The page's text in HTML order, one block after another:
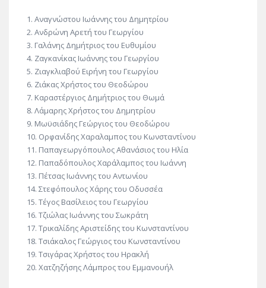
1. Αναγνώστου Ιωάννης του Δημητρίου
2. Ανδρώνη Αρετή του Γεωργίου
3. Γαλάνης Δημήτριος του Ευθυμίου
4. Ζαγκανίκας Ιωάννης του Γεωργίου
5. Ζιαγκλιαβού Ειρήνη του Γεωργίου
6. Ζιάκας Χρήστος του Θεοδώρου
7. Καραστέργιος Δημήτριος του Θωμά
8. Λάμαρης Χρήστος του Δημητρίου
9. Μωϋσιάδης Γεώργιος του Θεοδώρου
10. Ορφανίδης Χαραλαμπος του Κωνσταντίνου
11. Παπαγεωργόπουλος Αθανάσιος του Ηλία
12. Παπαδόπουλος Χαράλαμπος του Ιωάννη
13. Πέτσας Ιωάννης του Αντωνίου
14. Στεφόπουλος Χάρης του Οδυσσέα
15. Τέγος Βασίλειος του Γεωργίου
16. Τζιώλας Ιωάννης του Σωκράτη
17. Τρικαλίδης Αριστείδης του Κωνσταντίνου
18. Τσιάκαλος Γεώργιος του Κωνσταντίνου
19. Τσιγάρας Χρήστος του Ηρακλή
20. Χατζηζήσης Λάμπρος του Εμμανουήλ